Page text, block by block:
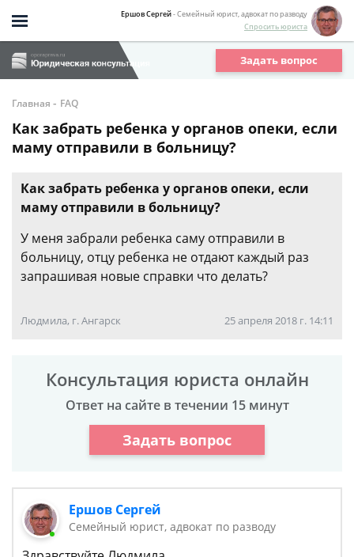
Ершов Сергей- Семейный юрист, адвокат по разводу
Спросить юриста
Задать вопрос
Главная - FAQ
Как забрать ребенка у органов опеки, если
маму отправили в больницу?
Как забрать ребенка у органов опеки, если
маму отправили в больницу?
У меня забрали ребенка саму отправили в
больницу, отцу ребенка не отдают каждый раз
запрашивая новые справки что делать?
Людмила, г. Ангарск 25 апреля 2018 г. 14:11
Консультация юриста онлайн
Ответ на сайте в течении 15 минут
Задать вопрос
Ершов Сергей
Семейный юрист, адвокат по разводу